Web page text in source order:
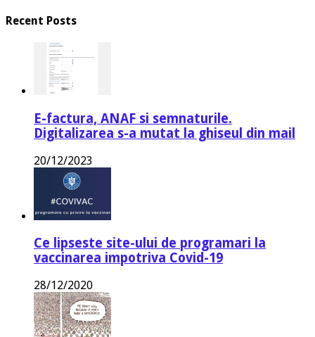
Recent Posts
E-factura, ANAF si semnaturile.
Digitalizarea s-a mutat la ghiseul din mail
20/12/2023
Ce lipseste site-ului de programari la
vaccinarea impotriva Covid-19
28/12/2020